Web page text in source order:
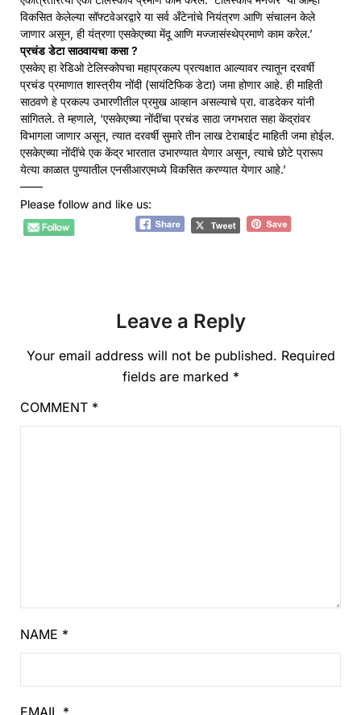
विकसित केलेल्या सॉफ्टवेअरद्वारे या सर्व अँटेनांचे नियंत्रण आणि संचालन केले
जाणार असून, ही यंत्रणा एसकेएच्या मेंदू आणि मज्जासंस्थेप्रमाणे काम करेल.’
प्रचंड डेटा साठवायचा कसा ?
एसकेए हा रेडिओ टेलिस्कोपचा महाप्रकल्प प्रत्यक्षात आल्यावर त्यातून दरवर्षी
प्रचंड प्रमाणात शास्त्रीय नोंदी (सायंटिफिक डेटा) जमा होणार आहे. ही माहिती
साठवणे हे प्रकल्प उभारणीतील प्रमुख आव्हान असल्याचे प्रा. वाडदेकर यांनी
सांगितले. ते म्हणाले, ‘एसकेएच्या नोंदींचा प्रचंड साठा जगभरात सहा केंद्रांवर
विभागला जाणार असून, त्यात दरवर्षी सुमारे तीन लाख टेराबाईट माहिती जमा होईल.
एसकेएच्या नोंदींचे एक केंद्र भारतात उभारण्यात येणार असून, त्याचे छोटे प्रारूप
येत्या काळात पुण्यातील एनसीआरएमध्ये विकसित करण्यात येणार आहे.’
——
Please follow and like us:
Leave a Reply
Your email address will not be published. Required
fields are marked *
COMMENT *
NAME *